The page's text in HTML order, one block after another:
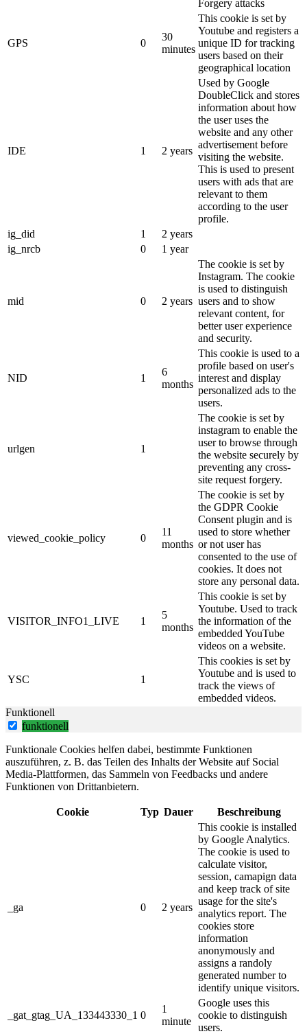
Forgery attacks
GPS 0
30
minutes
This cookie is set by
Youtube and registers a
unique ID for tracking
users based on their
geographical location
IDE 1 2 years
Used by Google
DoubleClick and stores
information about how
the user uses the
website and any other
advertisement before
visiting the website.
This is used to present
users with ads that are
relevant to them
according to the user
profile.
ig_did
1
2 years
ig_nrcb
0 1 year
mid 0 2 years
The cookie is set by
Instagram. The cookie
is used to distinguish
users and to show
relevant content, for
better user experience
and security.
NID 1
6
months
This cookie is used to a
profile based on user's
interest and display
personalized ads to the
users.
urlgen 1
The cookie is set by
instagram to enable the
user to browse through
the website securely by
preventing any cross-
site request forgery.
viewed_cookie_policy 0
11
months
The cookie is set by
the GDPR Cookie
Consent plugin and is
used to store whether
or not user has
consented to the use of
cookies. It does not
store any personal data.
VISITOR_INFO1_LIVE 1
5
months
This cookie is set by
Youtube. Used to track
the information of the
embedded YouTube
videos on a website.
YSC 1
This cookies is set by
Youtube and is used to
track the views of
embedded videos.
Funktionell
funktionell
Funktionale Cookies helfen dabei, bestimmte Funktionen
auszuführen, z. B. das Teilen des Inhalts der Website auf Social
Media-Plattformen, das Sammeln von Feedbacks und andere
Funktionen von Drittanbietern.
Cookie Typ Dauer Beschreibung
_ga 0 2 years
This cookie is installed
by Google Analytics.
The cookie is used to
calculate visitor,
session, camapign data
and keep track of site
usage for the site's
analytics report. The
cookies store
information
anonymously and
assigns a randoly
generated number to
identify unique visitors.
_gat_gtag_UA_133443330_1 0
1
minute
Google uses this
cookie to distinguish
users.